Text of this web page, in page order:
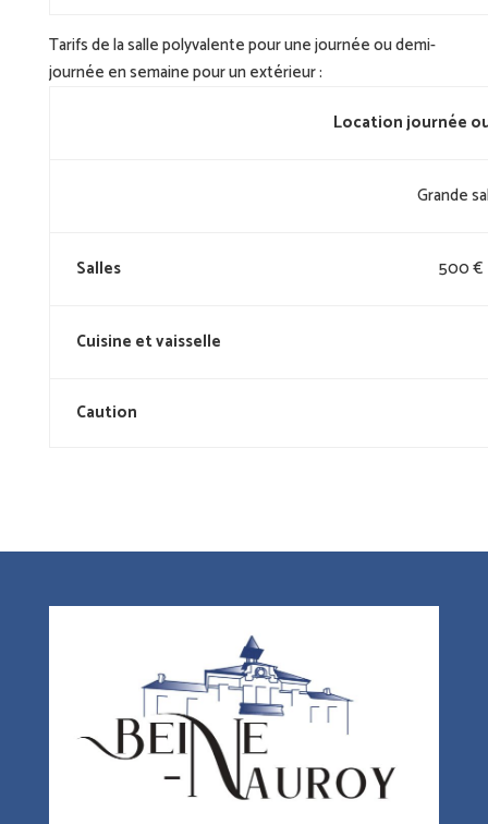
Tarifs de la salle polyvalente pour une journée ou demi-
journée en semaine pour un extérieur :
Location journée
Grande
Salles 500 €
Cuisine et vaisselle
Caution